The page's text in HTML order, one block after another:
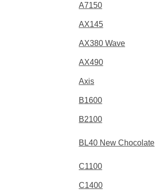
A7150
AX145
AX380 Wave
AX490
Axis
B1600
B2100
BL40 New Chocolate
C1100
C1400